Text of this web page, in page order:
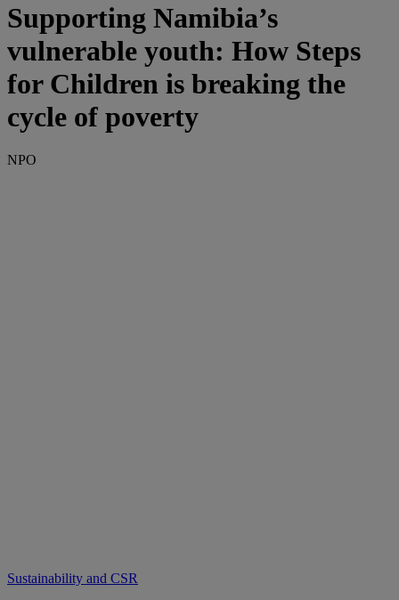
Supporting Namibia’s
vulnerable youth: How Steps
for Children is breaking the
cycle of poverty
NPO
Sustainability and CSR